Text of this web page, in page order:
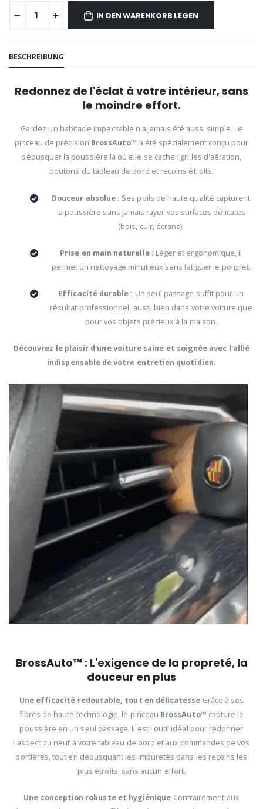
IN DEN WARENKORB LEGEN
BESCHREIBUNG
Redonnez de l'éclat à votre intérieur, sans
le moindre effort.
Gardez un habitacle impeccable n'a jamais été aussi simple. Le
pinceau de précision BrossAuto™ a été spécialement conçu pour
débusquer la poussière là où elle se cache : grilles d'aération,
boutons du tableau de bord et recoins étroits.
Douceur absolue : Ses poils de haute qualité capturent
la poussière sans jamais rayer vos surfaces délicates
(bois, cuir, écrans).
Prise en main naturelle : Léger et ergonomique, il
permet un nettoyage minutieux sans fatiguer le poignet.
Efficacité durable : Un seul passage suffit pour un
résultat professionnel, aussi bien dans votre voiture que
pour vos objets précieux à la maison.
Découvrez le plaisir d'une voiture saine et soignée avec l'allié
indispensable de votre entretien quotidien.
BrossAuto™ : L'exigence de la propreté, la
douceur en plus
Une efficacité redoutable, tout en délicatesse Grâce à ses
fibres de haute technologie, le pinceau BrossAuto™ capture la
poussière en un seul passage. Il est l'outil idéal pour redonner
l'aspect du neuf à votre tableau de bord et aux commandes de vos
portières, tout en débusquant les impuretés dans les recoins les
plus étroits, sans aucun effort.
Une conception robuste et hygiénique Contrairement aux